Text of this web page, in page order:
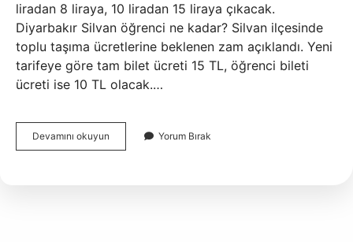
liradan 8 liraya, 10 liradan 15 liraya çıkacak.
Diyarbakır Silvan öğrenci ne kadar? Silvan ilçesinde
toplu taşıma ücretlerine beklenen zam açıklandı. Yeni
tarifeye göre tam bilet ücreti 15 TL, öğrenci bileti
ücreti ise 10 TL olacak.…
Devamını okuyun Diyarbakır
Şehir
Yorum Bırak